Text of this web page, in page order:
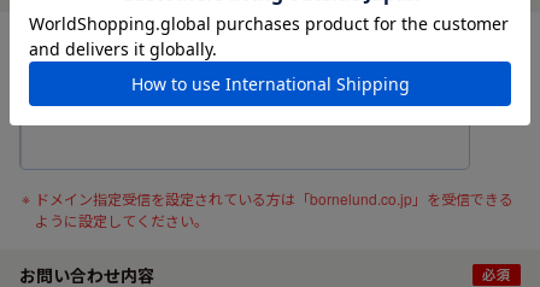
確認の為、メールアドレスを再度入力してください。
ドメイン指定受信を設定されている方は「bornelund.co.jp」を受信できる
ように設定してください。
お問い合わせ内容